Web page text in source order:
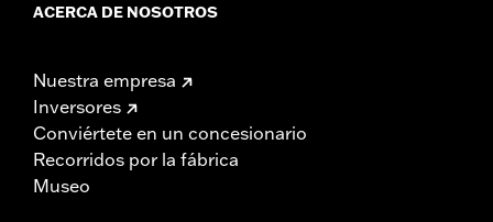
ACERCA DE NOSOTROS
Nuestra empresa
Inversores
Conviértete en un concesionario
Recorridos por la fábrica
Museo